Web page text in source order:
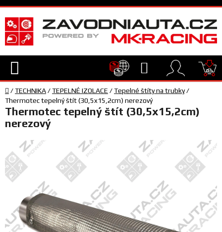
Přejít
na
obsah
Hledat
TECHNIKA
VYBAVENÍ
JEZDEC
TÝM
SERVIS
Domů
/TECHNIKA/TEPELNÉ IZOLACE /Tepelné štíty na trubky/
Thermotec tepelný štít (30,5x15,2cm) nerezový
Thermotec tepelný štít (30,5x15,2cm)
nerezový